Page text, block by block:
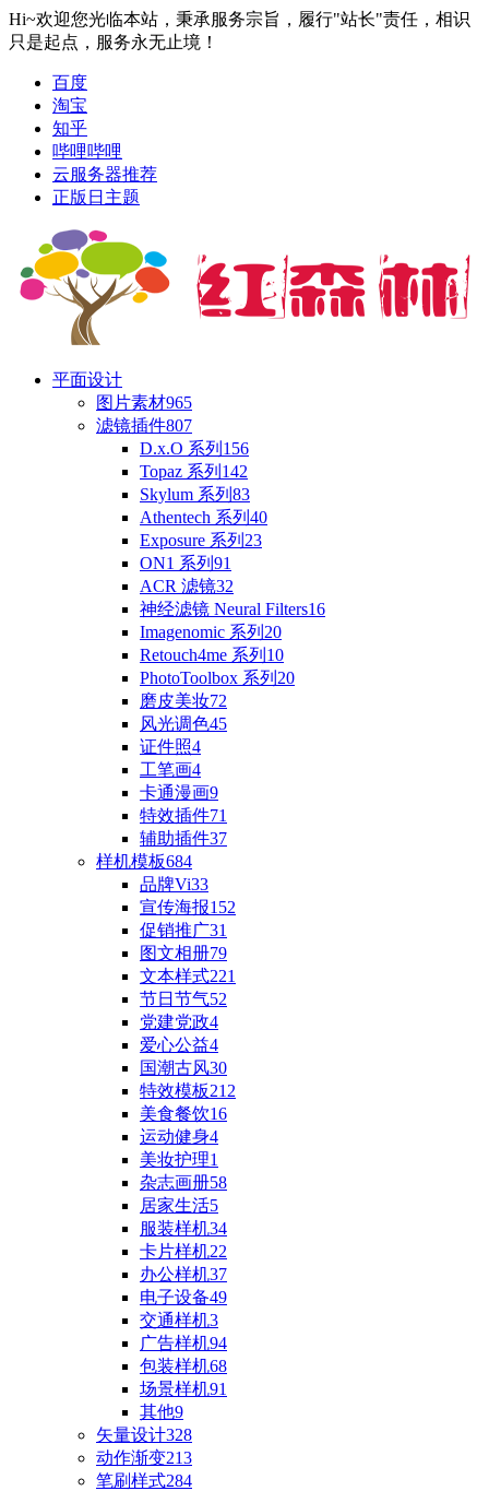
Hi~欢迎您光临本站，秉承服务宗旨，履行"站长"责任，相识
只是起点，服务永无止境！
百度
淘宝
知乎
哔哩哔哩
云服务器推荐
正版日主题
平面设计
图片素材965
滤镜插件807
D.x.O 系列 156
Topaz 系列 142
Skylum 系列 83
Athentech 系列 40
Exposure 系列 23
ON1 系列 91
ACR 滤镜32
神经滤镜 Neural Filters16
Imagenomic 系列 20
Retouch4me 系列 10
PhotoToolbox 系列 20
磨皮美妆72
风光调色45
证件照4
工笔画4
卡通漫画9
特效插件71
辅助插件37
样机模板684
品牌Vi33
宣传海报152
促销推广31
图文相册79
文本样式221
节日节气52
党建党政4
爱心公益4
国潮古风30
特效模板212
美食餐饮16
运动健身4
美妆护理1
杂志画册58
居家生活5
服装样机34
卡片样机22
办公样机37
电子设备49
交通样机3
广告样机94
包装样机68
场景样机91
其他9
矢量设计328
动作渐变213
笔刷样式284